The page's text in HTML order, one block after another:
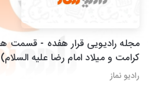
مجله رادیویی قرار هفده - قسمت
کرامت و میلاد امام رضا علیه السلام)
رادیو نماز